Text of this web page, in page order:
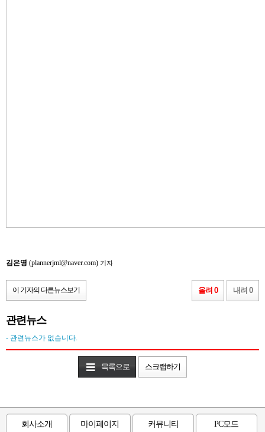
김은영 (plannerjml@naver.com) 기자
이 기자의 다른뉴스보기 올려 0 내려 0
관련뉴스
- 관련뉴스가 없습니다.
목록으로 스크랩하기
회사소개 마이페이지 커뮤니티 PC모드